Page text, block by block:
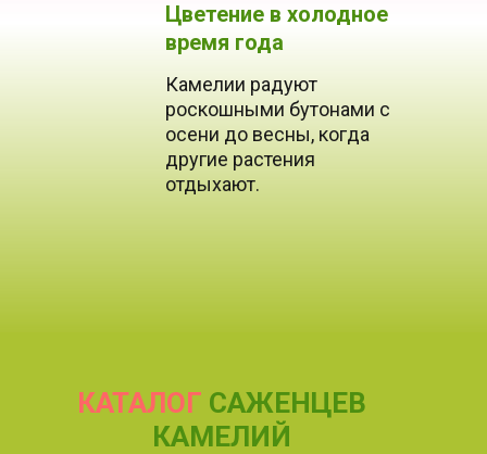
Камелии радуют
роскошными бутонами с
осени до весны, когда
другие растения
отдыхают.
Цветение в холодное
время года
КАТАЛОГ САЖЕНЦЕВ
КАМЕЛИЙ